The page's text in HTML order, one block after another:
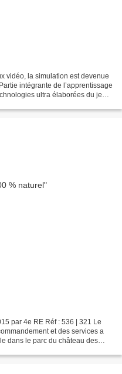
vidéo, la simulation est devenue
intégrante de l’apprentissage
ultra élaborées du jeu
et des services a
dans le parc du château des